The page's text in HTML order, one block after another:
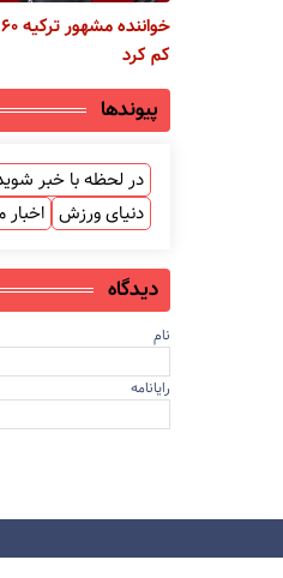
کم کرد
پیوندها
در لحظه با خبر
دنیای ورزش
دیدگاه
نام
رایانامه